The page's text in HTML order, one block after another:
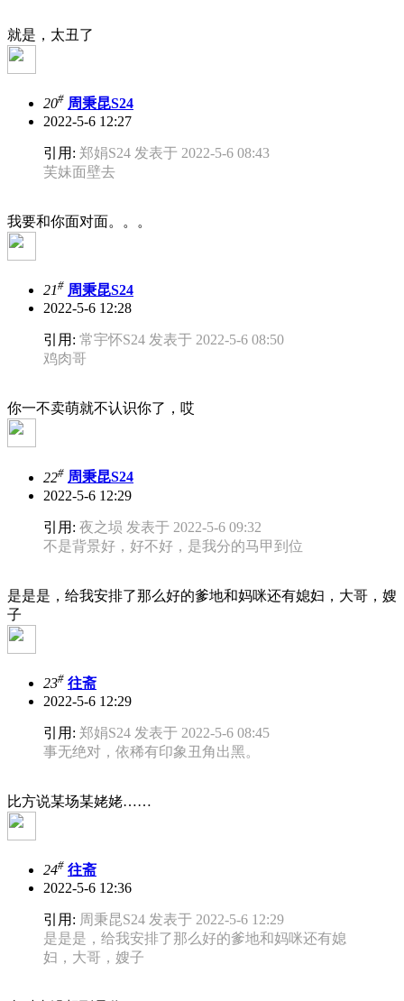
就是，太丑了
20# 周秉昆S24
2022-5-6 12:27
引用: 郑娟S24 发表于 2022-5-6 08:43
芙妹面壁去
我要和你面对面。。。
21# 周秉昆S24
2022-5-6 12:28
引用: 常宇怀S24 发表于 2022-5-6 08:50
鸡肉哥
你一不卖萌就不认识你了，哎
22# 周秉昆S24
2022-5-6 12:29
引用: 夜之埙 发表于 2022-5-6 09:32
不是背景好，好不好，是我分的马甲到位
是是是，给我安排了那么好的爹地和妈咪还有媳妇，大哥，嫂
子
23# 往斋
2022-5-6 12:29
引用: 郑娟S24 发表于 2022-5-6 08:45
事无绝对，依稀有印象丑角出黑。
比方说某场某姥姥……
24# 往斋
2022-5-6 12:36
引用: 周秉昆S24 发表于 2022-5-6 12:29
是是是，给我安排了那么好的爹地和妈咪还有媳
妇，大哥，嫂子